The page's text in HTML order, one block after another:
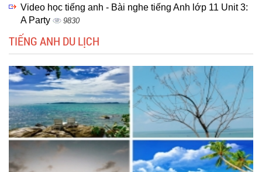
Video học tiếng anh - Bài nghe tiếng Anh lớp 11 Unit 3:
A Party
9830
TIẾNG ANH DU LỊCH